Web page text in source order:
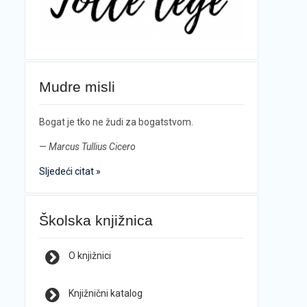
Mudre misli
Bogat je tko ne žudi za bogatstvom.
— Marcus Tullius Cicero
Sljedeći citat »
Školska knjižnica
O knjižnici
Knjižnični katalog